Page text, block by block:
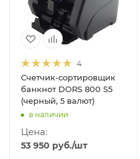
4
Счетчик-сортировщик
банкнот DORS 800 S5
(черный, 5 валют)
в наличии
Цена:
53 950 руб./шт